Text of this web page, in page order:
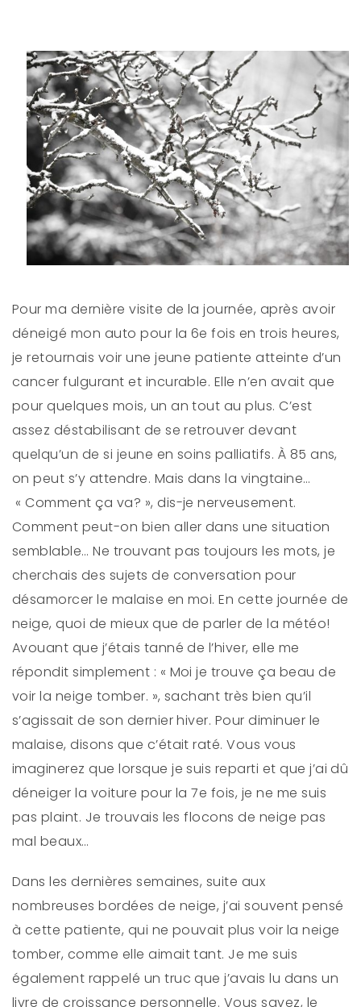
Pour ma dernière visite de la journée, après avoir
déneigé mon auto pour la 6e fois en trois heures,
je retournais voir une jeune patiente atteinte d’un
cancer fulgurant et incurable. Elle n’en avait que
pour quelques mois, un an tout au plus. C’est
assez déstabilisant de se retrouver devant
quelqu’un de si jeune en soins palliatifs. À 85 ans,
on peut s’y attendre. Mais dans la vingtaine…
« Comment ça va? », dis-je nerveusement.
Comment peut-on bien aller dans une situation
semblable… Ne trouvant pas toujours les mots, je
cherchais des sujets de conversation pour
désamorcer le malaise en moi. En cette journée de
neige, quoi de mieux que de parler de la météo!
Avouant que j’étais tanné de l’hiver, elle me
répondit simplement : « Moi je trouve ça beau de
voir la neige tomber. », sachant très bien qu’il
s’agissait de son dernier hiver. Pour diminuer le
malaise, disons que c’était raté. Vous vous
imaginerez que lorsque je suis reparti et que j’ai dû
déneiger la voiture pour la 7e fois, je ne me suis
pas plaint. Je trouvais les flocons de neige pas
mal beaux…
Dans les dernières semaines, suite aux
nombreuses bordées de neige, j’ai souvent pensé
à cette patiente, qui ne pouvait plus voir la neige
tomber, comme elle aimait tant. Je me suis
également rappelé un truc que j’avais lu dans un
livre de croissance personnelle. Vous savez, le